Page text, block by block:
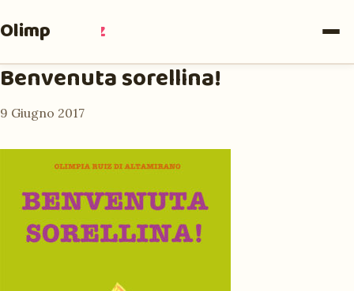
Olimpia Ruiz
Benvenuta sorellina!
9 Giugno 2017